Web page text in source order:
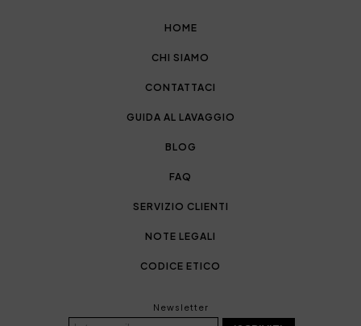
HOME
CHI SIAMO
CONTATTACI
GUIDA AL LAVAGGIO
BLOG
FAQ
SERVIZIO CLIENTI
NOTE LEGALI
CODICE ETICO
Newsletter